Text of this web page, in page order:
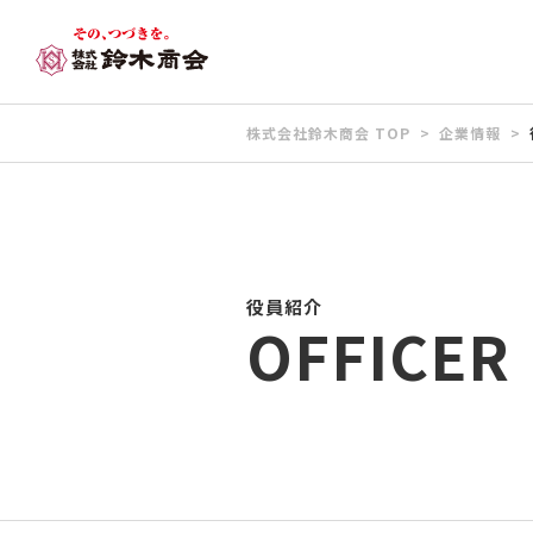
株式会社鈴木商会 TOP 企業情報
役員紹介
OFFICER